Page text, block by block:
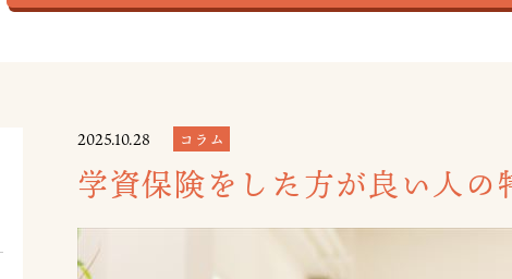
2025.10.28 コラム
学資保険をした方が良い人の